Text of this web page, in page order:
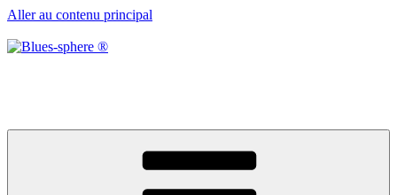
Aller au contenu principal